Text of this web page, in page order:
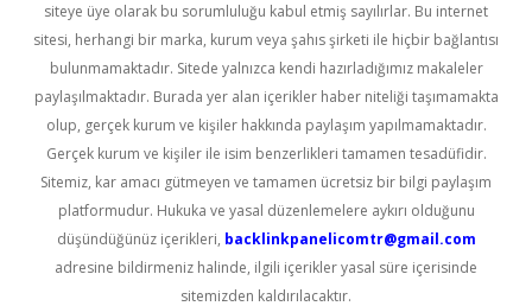
siteye üye olarak bu sorumluluğu kabul etmiş sayılırlar. Bu internet
sitesi, herhangi bir marka, kurum veya şahıs şirketi ile hiçbir bağlantısı
bulunmamaktadır. Sitede yalnızca kendi hazırladığımız makaleler
paylaşılmaktadır. Burada yer alan içerikler haber niteliği taşımamakta
olup, gerçek kurum ve kişiler hakkında paylaşım yapılmamaktadır.
Gerçek kurum ve kişiler ile isim benzerlikleri tamamen tesadüfidir.
Sitemiz, kar amacı gütmeyen ve tamamen ücretsiz bir bilgi paylaşım
platformudur. Hukuka ve yasal düzenlemelere aykırı olduğunu
düşündüğünüz içerikleri, backlinkpanelicomtr@gmail.com
adresine bildirmeniz halinde, ilgili içerikler yasal süre içerisinde
sitemizden kaldırılacaktır.